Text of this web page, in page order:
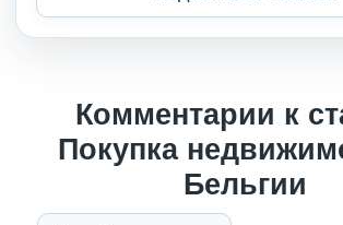
Комментарии к
Покупка
Бельгии